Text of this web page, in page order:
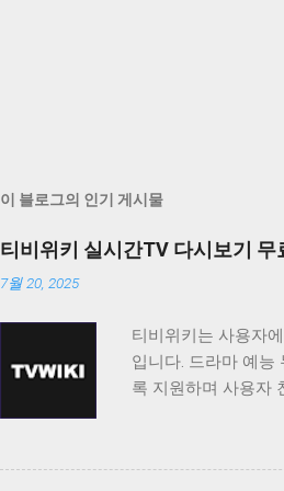
이 블로그의 인기 게시물
티비위키 실시간TV 다시보기 무
7월 20, 2025
티비위키는 사용자
입니다. 드라마 예능
록 지원하며 사용자
보고 싶은 채널을
료로 제공하며 사용